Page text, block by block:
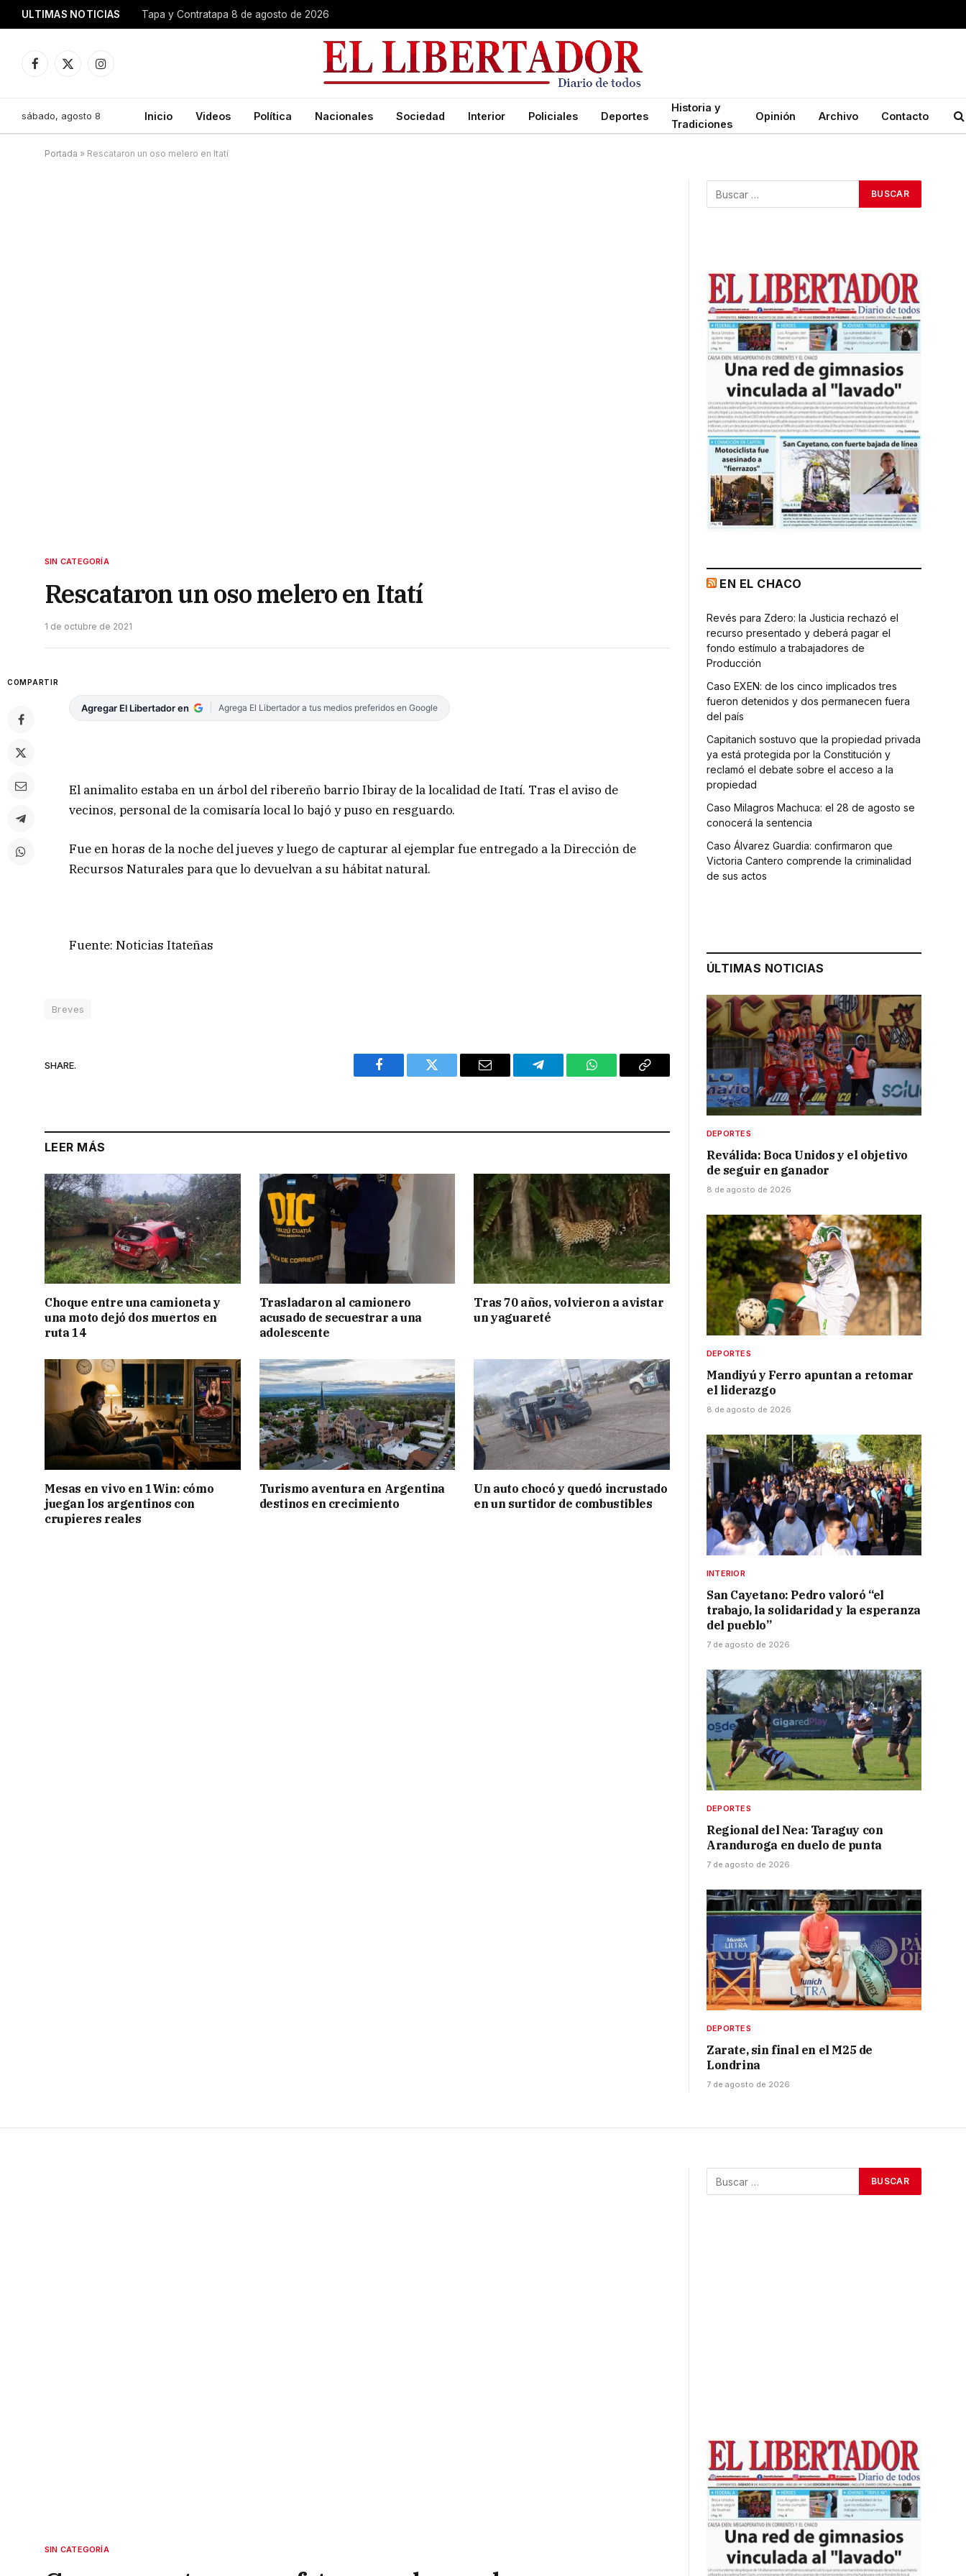
ULTIMAS NOTICIAS Tapa y Contratapa 8 de agosto de 2026
Facebook
X
Instagram
sábado, agosto 8 Inicio Videos Política Nacionales Sociedad Interior Policiales Deportes
Historia y
Tradiciones
Opinión Archivo Contacto
Portada » Rescataron un oso melero en Itatí
SIN CATEGORÍA
Rescataron un oso melero en Itatí
1 de octubre de 2021
COMPARTIR
Agregar El Libertador en Agrega El Libertador a tus medios preferidos en Google
El animalito estaba en un árbol del ribereño barrio Ibiray de la localidad de Itatí. Tras el aviso de
vecinos, personal de la comisaría local lo bajó y puso en resguardo.
Fue en horas de la noche del jueves y luego de capturar al ejemplar fue entregado a la Dirección de
Recursos Naturales para que lo devuelvan a su hábitat natural.
Fuente: Noticias Itateñas
Breves
SHARE.
Facebook Twitter Email Telegram WhatsAppCopy
LEER MÁS
Choque entre una camioneta y
una moto dejó dos muertos en
ruta 14
Trasladaron al camionero
acusado de secuestrar a una
adolescente
Tras 70 años, volvieron a avistar
un yaguareté
Mesas en vivo en 1Win: cómo
juegan los argentinos con
crupieres reales
Turismo aventura en Argentina
destinos en crecimiento
Un auto chocó y quedó incrustado
en un surtidor de combustibles
EN EL CHACO
Revés para Zdero: la Justicia rechazó el
recurso presentado y deberá pagar el
fondo estímulo a trabajadores de
Producción
Caso EXEN: de los cinco implicados tres
fueron detenidos y dos permanecen fuera
del país
Capitanich sostuvo que la propiedad privada
ya está protegida por la Constitución y
reclamó el debate sobre el acceso a la
propiedad
Caso Milagros Machuca: el 28 de agosto se
conocerá la sentencia
Caso Álvarez Guardia: confirmaron que
Victoria Cantero comprende la criminalidad
de sus actos
ÚLTIMAS NOTICIAS
DEPORTES
Reválida: Boca Unidos y el objetivo
de seguir en ganador
8 de agosto de 2026
DEPORTES
Mandiyú y Ferro apuntan a retomar
el liderazgo
8 de agosto de 2026
INTERIOR
San Cayetano: Pedro valoró “el
trabajo, la solidaridad y la esperanza
del pueblo”
7 de agosto de 2026
DEPORTES
Regional del Nea: Taraguy con
Aranduroga en duelo de punta
7 de agosto de 2026
DEPORTES
Zarate, sin final en el M25 de
Londrina
7 de agosto de 2026
SIN CATEGORÍA